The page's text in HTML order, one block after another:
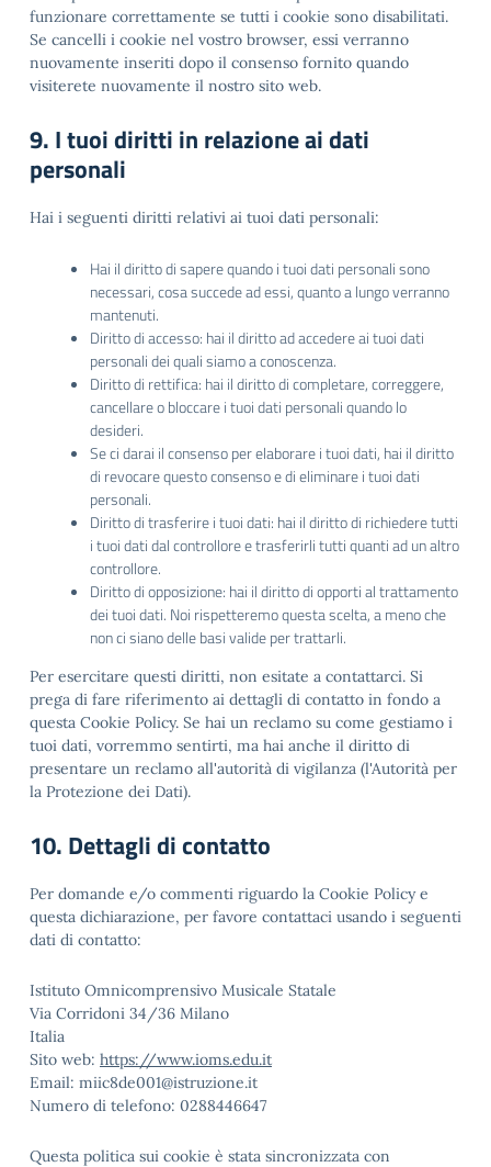
funzionare correttamente se tutti i cookie sono disabilitati.
Se cancelli i cookie nel vostro browser, essi verranno
nuovamente inseriti dopo il consenso fornito quando
visiterete nuovamente il nostro sito web.
9. I tuoi diritti in relazione ai dati
personali
Hai i seguenti diritti relativi ai tuoi dati personali:
Hai il diritto di sapere quando i tuoi dati personali sono
necessari, cosa succede ad essi, quanto a lungo verranno
mantenuti.
Diritto di accesso: hai il diritto ad accedere ai tuoi dati
personali dei quali siamo a conoscenza.
Diritto di rettifica: hai il diritto di completare, correggere,
cancellare o bloccare i tuoi dati personali quando lo
desideri.
Se ci darai il consenso per elaborare i tuoi dati, hai il diritto
di revocare questo consenso e di eliminare i tuoi dati
personali.
Diritto di trasferire i tuoi dati: hai il diritto di richiedere tutti
i tuoi dati dal controllore e trasferirli tutti quanti ad un altro
controllore.
Diritto di opposizione: hai il diritto di opporti al trattamento
dei tuoi dati. Noi rispetteremo questa scelta, a meno che
non ci siano delle basi valide per trattarli.
Per esercitare questi diritti, non esitate a contattarci. Si
prega di fare riferimento ai dettagli di contatto in fondo a
questa Cookie Policy. Se hai un reclamo su come gestiamo i
tuoi dati, vorremmo sentirti, ma hai anche il diritto di
presentare un reclamo all'autorità di vigilanza (l'Autorità per
la Protezione dei Dati).
10. Dettagli di contatto
Per domande e/o commenti riguardo la Cookie Policy e
questa dichiarazione, per favore contattaci usando i seguenti
dati di contatto:
Istituto Omnicomprensivo Musicale Statale
Via Corridoni 34/36 Milano
Italia
Sito web: https://www.ioms.edu.it
Email: miic8de001@istruzione.it
Numero di telefono: 0288446647
Questa politica sui cookie è stata sincronizzata con